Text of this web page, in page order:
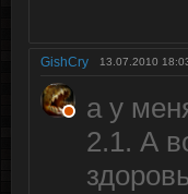
GishCry 13.07.2010
а у
2.1. А